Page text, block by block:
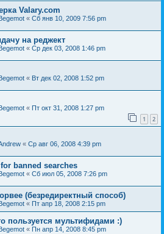
Valary.com
Begemot « Сб янв 10, 2009 7:56 pm
на реджект
Begemot « Ср дек 03, 2008 1:46 pm
Begemot « Вт дек 02, 2008 1:52 pm
Begemot « Пт окт 31, 2008 1:27 pm
1 2
« Ср авг 06, 2008 4:39 pm
banned searches
« Сб июл 05, 2008 7:26 pm
(безредиректный способ)
« Пт апр 18, 2008 2:15 pm
пользуется мультифидами :)
« Пн апр 14, 2008 8:45 pm